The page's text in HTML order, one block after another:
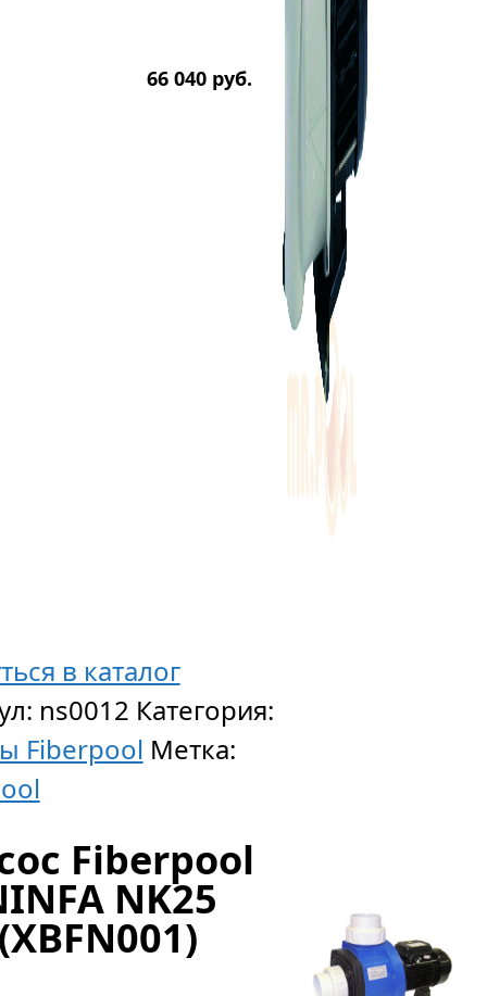
в каталог
ns0012 Категория:
Fiberpool Метка:
Fiberpool
NK25
66 040 руб.
Насос
Fiberpool
BCP
300